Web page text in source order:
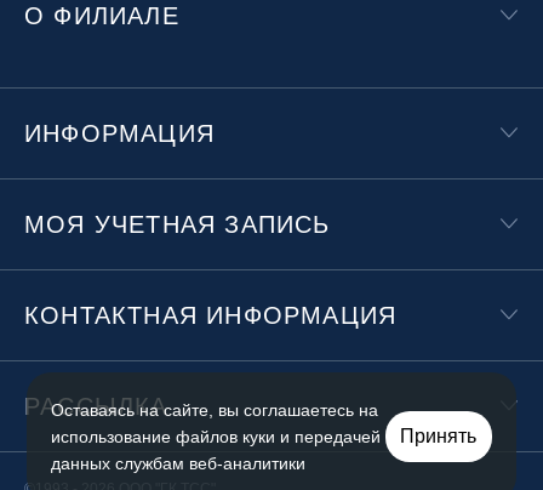
О ФИЛИАЛЕ
ИНФОРМАЦИЯ
МОЯ УЧЕТНАЯ ЗАПИСЬ
КОНТАКТНАЯ ИНФОРМАЦИЯ
РАССЫЛКА
Оставаясь на сайте, вы соглашаетесь на
использование файлов куки и передачей
данных службам веб-аналитики
Принять